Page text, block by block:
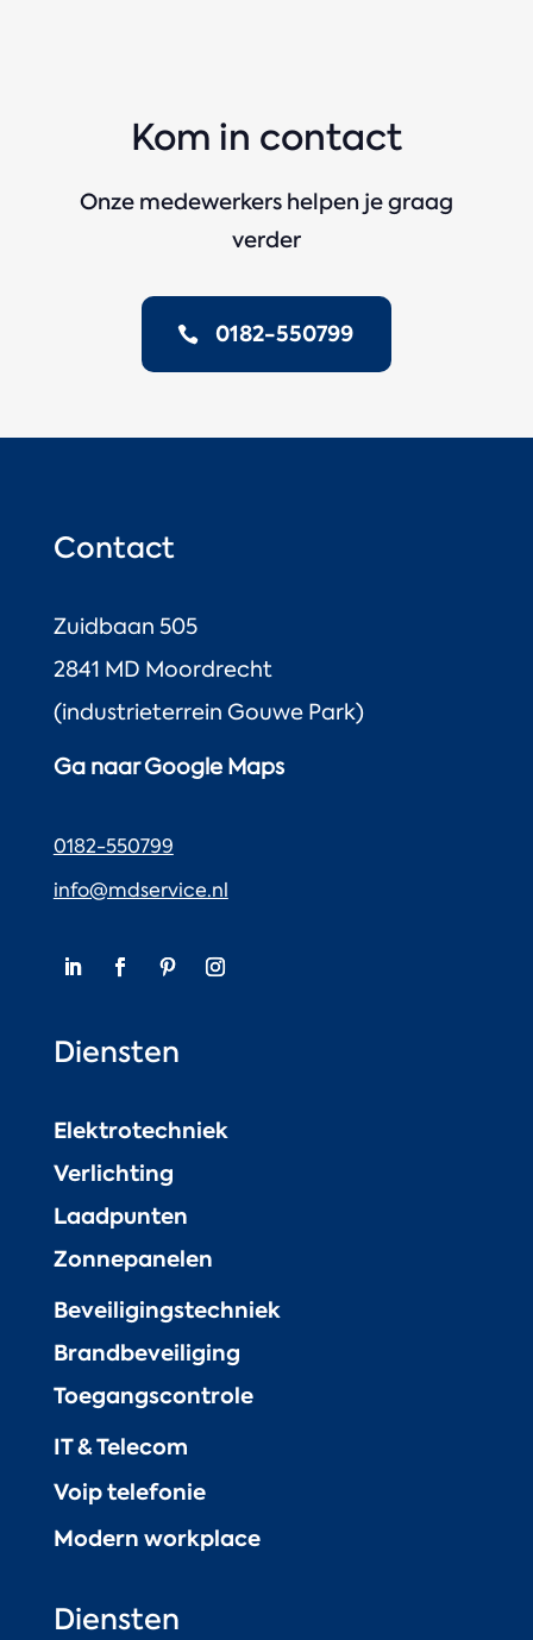
Kom in contact
Onze medewerkers helpen je graag
verder
0182-550799
Contact
Zuidbaan 505
2841 MD Moordrecht
(industrieterrein Gouwe Park)
Ga naar Google Maps
0182-550799
info@mdservice.nl
Diensten
Elektrotechniek
Verlichting
Laadpunten
Zonnepanelen
Beveiligingstechniek
Brandbeveiliging
Toegangscontrole
IT & Telecom
Voip telefonie
Modern workplace
Diensten